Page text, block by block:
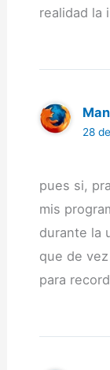
realidad la
28
pues si,
mis
durante la
que de
para